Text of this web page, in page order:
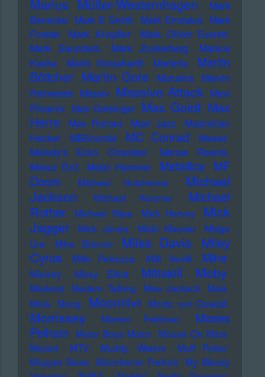
Marius Müller-Westernhagen
Mark
Benecke Mark E Smith Mark Ernestus Mark
Forster
Mark Knopfler
Mark Oliver Everett
Mark Saunders
Mark Zuckerberg
Markus
Kavka
Marlo Grosshardt Marteria
Martin
Böttcher Martin Gore Marusha
Marvin
Rainwater Massiv Massive Attack Mavi
Phoenix Max Giesinger Max Goldt Max
Herre
Max Romeo Maxi Jazz
Maximilian
Hecker
MBSounds MC Conrad
Meese
Melody's Echo Chamber
Mense Reents
Mesut Özil
Metal Hammer Metallica MF
Doom
Michael Hutchence
Michael
Jackson
Michael Kemner
Michael
Rother
Michael Stipe Mick Harvey
Mick
Jagger
Mick Jones Micki Meuser
Midge
Ure
Mike Skinner Miles Davis
Miley
Cyrus
Mille Petrozza Milli Vanilli Mine
Ministry Missy Elliott Mittekill Moby
Moderat Modern Talking Moe Jacksch
Mois
Mola
Moog Moonriivr Moritz von Oswald
Morrissey Morton Feldman
Moses
Pelham
Motor Boys Motor
Mouse On Mars
Mozart
MTV Muddy Waters
Muff Potter
Muppet Show
Münchener Freiheit
My Bloody